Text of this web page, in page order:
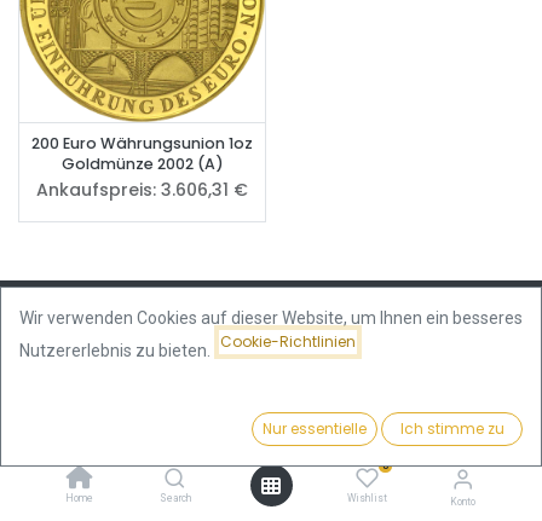
Beliebteste
Home Search
0
Wishlist Konto
200 Euro Währungsunion 1oz
Goldmünze 2002 (A)
Ankaufspreis: 3.606,31 €
(+49) 6151 73475171
Bad Nauheimer Str. 4
64289 Darmstadt
Wir verwenden Cookies auf dieser Website, um Ihnen ein besseres
Nutzererlebnis zu bieten.
Cookie-Richtlinien
Nur essentielle Ich stimme zu